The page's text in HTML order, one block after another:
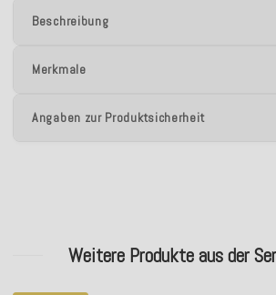
Beschreibung
Merkmale
Angaben zur Produktsicherheit
Weitere Produkte aus der